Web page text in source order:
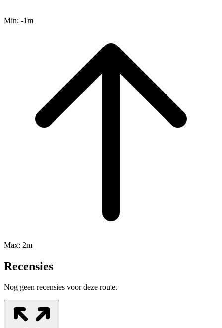
Min: -1m
Max: 2m
Recensies
Nog geen recensies voor deze route.